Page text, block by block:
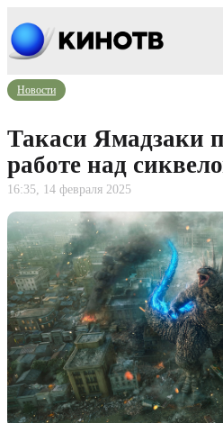
Новости
Такаси Ямадзаки
работе над
16:35, 14 февраля 2025